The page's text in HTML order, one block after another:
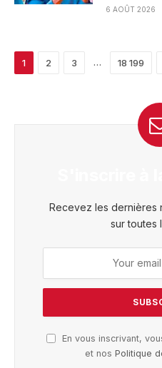
6 AOÛT 2026
1 2 3 … 18 199
Recevez les dernières
sur toutes
En vous inscrivant,
et nos Politique